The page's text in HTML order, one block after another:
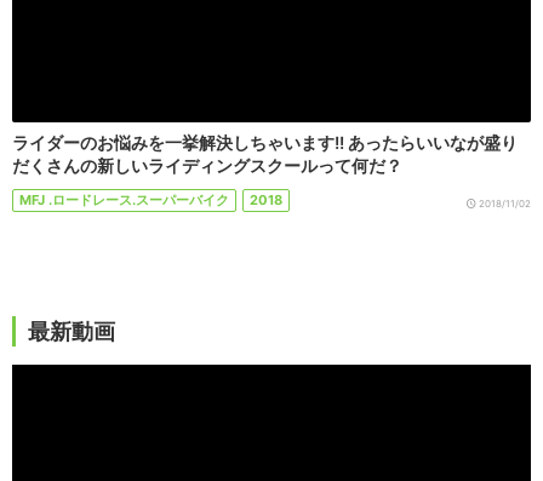
ライダーのお悩みを一挙解決しちゃいます!! あったらいいなが盛り
だくさんの新しいライディングスクールって何だ？
MFJ .ロードレース.スーパーバイク 2018 2018/11/02
最新動画